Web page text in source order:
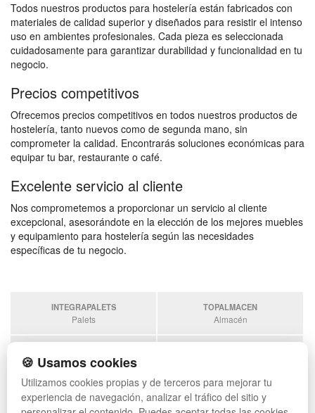
Todos nuestros productos para hostelería están fabricados con
materiales de calidad superior y diseñados para resistir el intenso
uso en ambientes profesionales. Cada pieza es seleccionada
cuidadosamente para garantizar durabilidad y funcionalidad en tu
negocio.
Precios competitivos
Ofrecemos precios competitivos en todos nuestros productos de
hostelería, tanto nuevos como de segunda mano, sin
comprometer la calidad. Encontrarás soluciones económicas para
equipar tu bar, restaurante o café.
Excelente servicio al cliente
Nos comprometemos a proporcionar un servicio al cliente
excepcional, asesorándote en la elección de los mejores muebles
y equipamiento para hostelería según las necesidades
específicas de tu negocio.
INTEGRAPALETS
Palets
TOPALMACEN
Almacén
Sobrantes
ESTANTERIASKIT
Estanterias
🍪 Usamos cookies
Utilizamos cookies propias y de terceros para mejorar tu
experiencia de navegación, analizar el tráfico del sitio y